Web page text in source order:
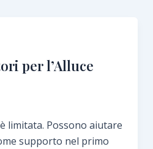
per l’Alluce
limitata. Possono aiutare
supporto nel primo